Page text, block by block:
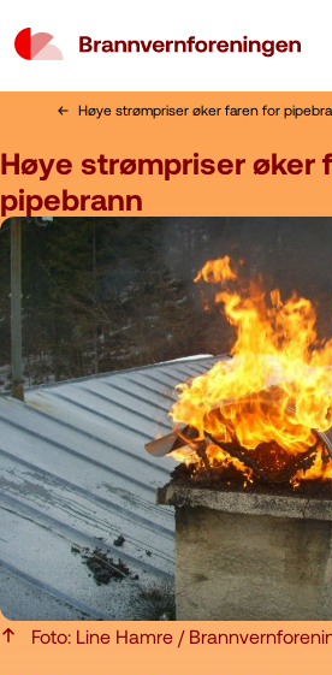
Høye strømpriser øker faren for
Foto: Line Hamre /
Høye strømpriser øker
pipebrann